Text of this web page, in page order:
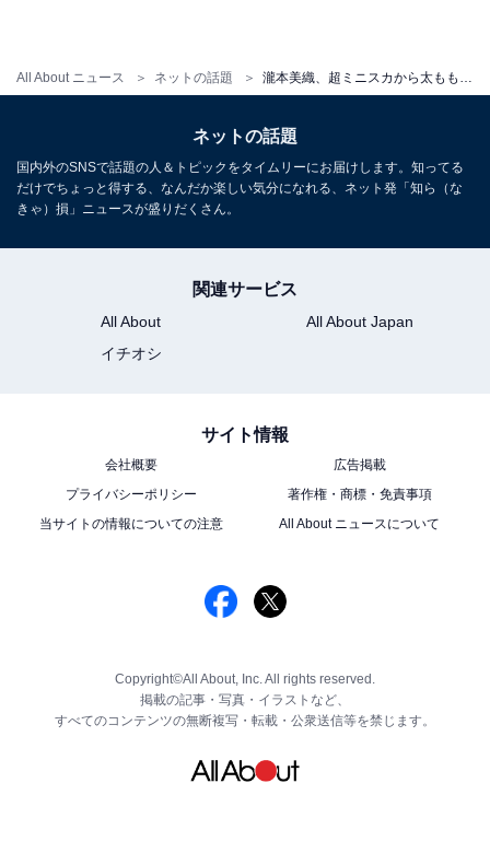
All About ニュース ネットの話題
ネットの話題
国内外のSNSで話題の人＆トピックをタイムリーにお届けします。知ってる
だけでちょっと得する、なんだか楽しい気分になれる、ネット発「知ら（な
きゃ）損」ニュースが盛りだくさん。
関連サービス
All About
All About Japan
イチオシ
サイト情報
会社概要
広告掲載
プライバシーポリシー
著作権・商標・免責事項
当サイトの情報についての注意
All About ニュースについて
Copyright©All About, Inc. All rights reserved.
掲載の記事・写真・イラストなど、
すべてのコンテンツの無断複写・転載・公衆送信等を禁じます。